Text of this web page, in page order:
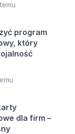
program
który
dla firm –